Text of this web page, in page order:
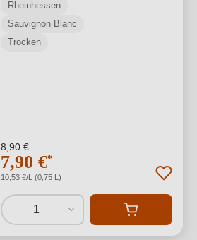
Rheinhessen
Sauvignon Blanc
Trocken
8,90 €
7,90 €*
10,53 €/L (0,75 L)
1